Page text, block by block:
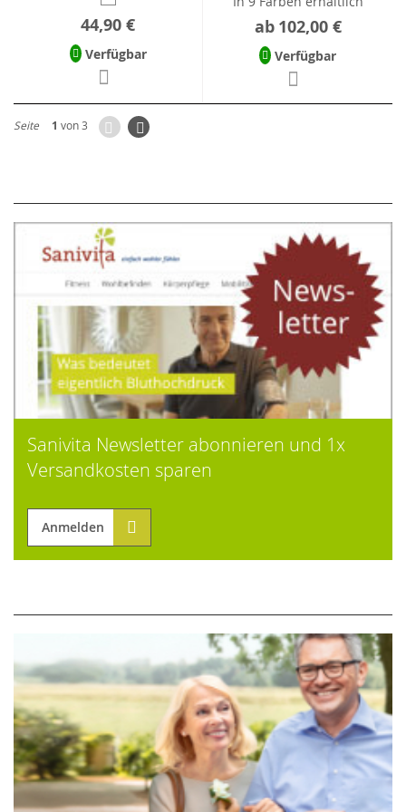
44,90 €
Verfügbar
ab 102,00 €
Verfügbar
Seite 1 von 3 ZurückSeite
Weiter
Sanivita Newsletter abonnieren und 1x
Versandkosten sparen
Anmelden